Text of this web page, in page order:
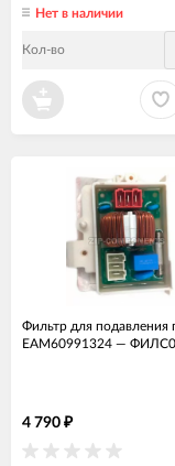
Нет в наличии
Кол-во
Фильтр для подавления
EAM60991324 —
4 790 ₽